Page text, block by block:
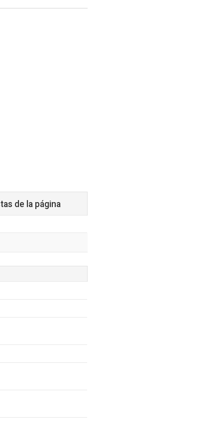
de la página